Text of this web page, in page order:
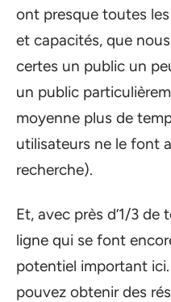
ont presque toutes
et capacités, que
certes un public un
un public
moyenne plus de
utilisateurs ne le font
recherche).
Et, avec près d’1/3
ligne qui se font
potentiel important
pouvez obtenir des